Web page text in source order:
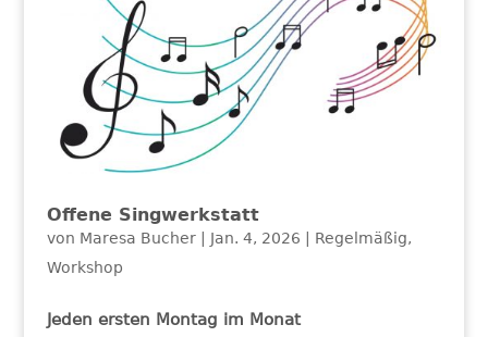
Offene Singwerkstatt
von Maresa Bucher| Jan. 4, 2026 | Regelmäßig,
Workshop
Jeden ersten Montag im Monat